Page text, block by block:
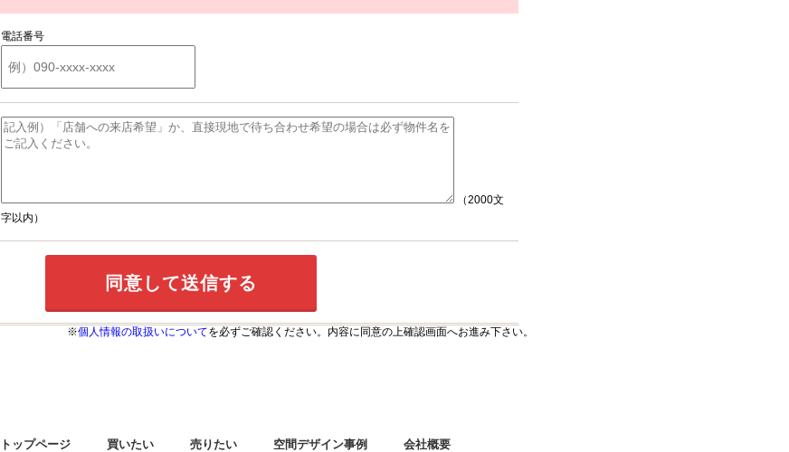
電話番号
（2000文
字以内）
※個人情報の取扱いについてを必ずご確認ください。内容に同意の上確認画面へお進み下さい。
トップページ 買いたい 売りたい 空間デザイン事例 会社概要